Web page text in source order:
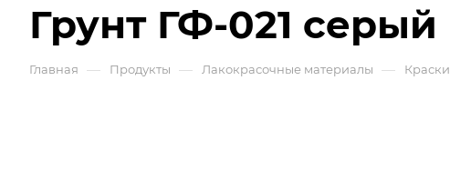
Грунт ГФ-021 серый
Главная — Продукты — Лакокрасочные материалы — Краски